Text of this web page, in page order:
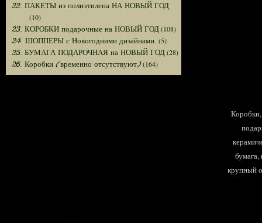
22. ПАКЕТЫ из полиэтилена НА НОВЫЙ ГОД
(10)
23. КОРОБКИ подарочные на НОВЫЙ ГОД(108)
24. ШОППЕРЫ с Новогодними дизайнами. (5)
25. БУМАГА ПОДАРОЧНАЯ на НОВЫЙ ГОД(28)
26. Коробки (временно отсутствуют)(164)
крупный